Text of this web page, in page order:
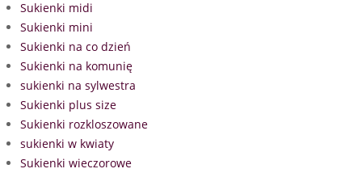
Sukienki midi
Sukienki mini
Sukienki na co dzień
Sukienki na komunię
sukienki na sylwestra
Sukienki plus size
Sukienki rozkloszowane
sukienki w kwiaty
Sukienki wieczorowe